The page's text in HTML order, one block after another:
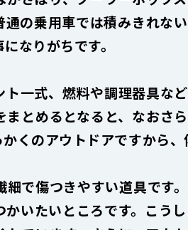
の乗用車では積みきれな
なりがちです。
一式、燃料や調理器具な
とめるとなると、なおさ
くのアウトドアですから、
で傷つきやすい道具です
いたいところです。こう